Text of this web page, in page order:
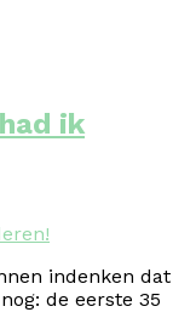
ik
indenken dat
de eerste 35